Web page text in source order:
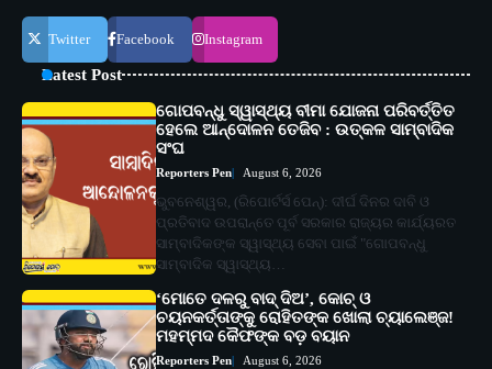
Twitter Facebook Instagram
Latest Post
ଗୋପବନ୍ଧୁ ସ୍ୱାସ୍ଥ୍ୟ ବୀମା ଯୋଜନା ପରିବର୍ତ୍ତିତ
ହେଲେ ଆନ୍ଦୋଳନ ତେଜିବ : ଉତ୍କଳ ସାମ୍ବାଦିକ
ସଂଘ
Reporters Pen August 6, 2026
ଭୁବନେଶ୍ୱର, (ରିପୋର୍ଟର୍ସ ପେନ୍‌): ଦୀର୍ଘ ଦିନର ଦାବି ଓ
ପ୍ରତିବାଦ ଉପରାନ୍ତେ ପୂର୍ବ ସରକାର ରାଜ୍ୟର କାର୍ଯ୍ୟରତ
ସାମ୍ବାଦିକଙ୍କ ସ୍ୱାସ୍ଥ୍ୟ ସେବା ପାଇଁ "ଗୋପବନ୍ଧୁ
ସାମ୍ବାଦିକ ସ୍ୱାସ୍ଥ୍ୟ…
‘ମୋତେ ଦଳରୁ ବାଦ୍ ଦିଅ’, କୋଚ୍ ଓ
ଚୟନକର୍ତ୍ତାଙ୍କୁ ରୋହିତଙ୍କ ଖୋଲା ଚ୍ୟାଲେଞ୍ଜ!
ମହମ୍ମଦ କୈଫଙ୍କ ବଡ଼ ବୟାନ
Reporters Pen August 6, 2026